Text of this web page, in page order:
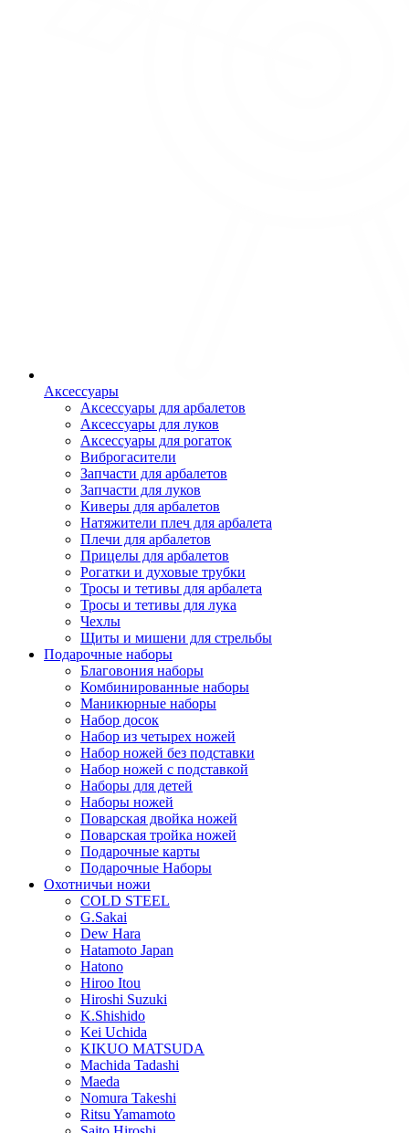
Аксессуары
Аксессуары для арбалетов
Аксессуары для луков
Аксессуары для рогаток
Виброгасители
Запчасти для арбалетов
Запчасти для луков
Киверы для арбалетов
Натяжители плеч для арбалета
Плечи для арбалетов
Прицелы для арбалетов
Рогатки и духовые трубки
Тросы и тетивы для арбалета
Тросы и тетивы для лука
Чехлы
Щиты и мишени для стрельбы
Подарочные наборы
Благовония наборы
Комбинированные наборы
Маникюрные наборы
Набор досок
Набор из четырех ножей
Набор ножей без подставки
Набор ножей с подставкой
Наборы для детей
Наборы ножей
Поварская двойка ножей
Поварская тройка ножей
Подарочные карты
Подарочные Наборы
Охотничьи ножи
COLD STEEL
G.Sakai
Dew Hara
Hatamoto Japan
Hatono
Hiroo Itou
Hiroshi Suzuki
K.Shishido
Kei Uchida
KIKUO MATSUDA
Machida Tadashi
Maeda
Nomura Takeshi
Ritsu Yamamoto